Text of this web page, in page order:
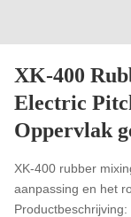
XK-400
Electric
Oppervlak
XK-400 rubber
aanpassing en het